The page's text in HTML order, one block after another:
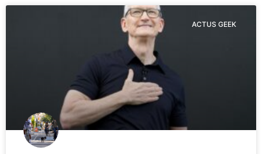
ACTUS GEEK